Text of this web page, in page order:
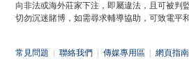
向非法或海外莊家下注，即屬違法，且可被判監
切勿沉迷賭博，如需尋求輔導協助，可致電平
常見問題 聯絡我們 傳媒專用區 網頁指南